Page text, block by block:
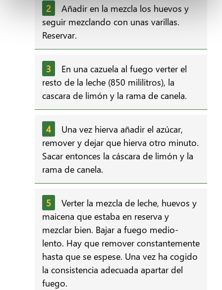
Añadir en la mezcla los huevos y
seguir mezclando con unas varillas.
Reservar.
En una cazuela al fuego verter el
resto de la leche (850 mililitros), la
cascara de limón y la rama de canela.
Una vez hierva añadir el azúcar,
remover y dejar que hierva otro minuto.
Sacar entonces la cáscara de limón y la
rama de canela.
Verter la mezcla de leche, huevos y
maicena que estaba en reserva y
mezclar bien. Bajar a fuego medio-
lento. Hay que remover constantemente
hasta que se espese. Una vez ha cogido
la consistencia adecuada apartar del
fuego.